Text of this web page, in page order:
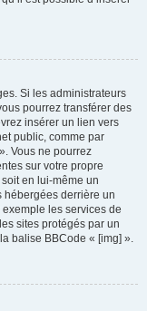
Si les administrateurs
pourrez transférer des
insérer un lien vers
public, comme par
Vous ne pourrez
sur votre propre
en lui-même un
hébergées derrière un
les services de
sites protégés par un
balise BBCode « [img] ».